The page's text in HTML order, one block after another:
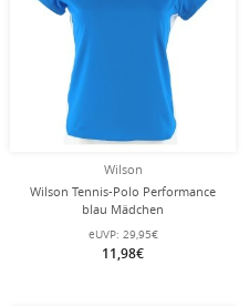
Wilson
Wilson Tennis-Polo Performance
blau Mädchen
eUVP: 29,95€
11,98€